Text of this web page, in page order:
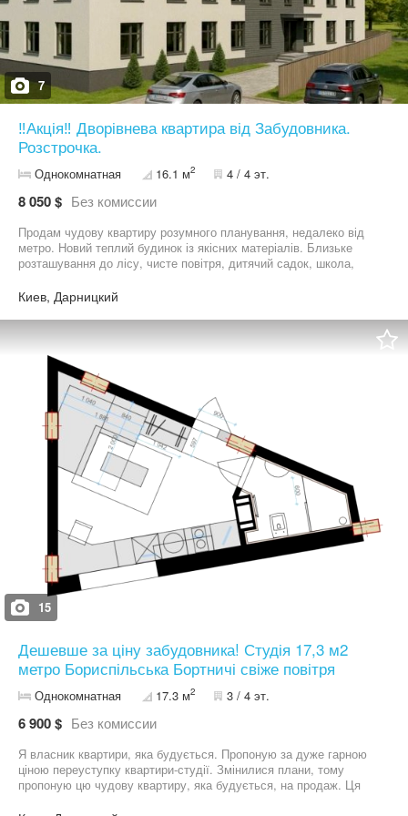
7
‼️Акція‼️ Дворівнева квартира від Забудовника.
Розстрочка.
Однокомнатная 16.1 м2 4 / 4 эт.
8 050 $ Без комиссии
Продам чудову квартиру розумного планування, недалеко від
метро. Новий теплий будинок із якісних матеріалів. Близьке
розташування до лісу, чисте повітря, дитячий садок, школа,
мешканця великого міста, чисте повітря. Поруч велике чисте
озеро з рідким чистим пляжем. Панорамні вікна, модне та
сміливе архітектурне рішення, сучасне, красиве та зручне.
виглядом. Будинок розташований у Дарницькому районі столиці.
Дуже хороша інвестиція для себе або здачі квартири в оренду,
швидка окупність.
Киев, Дарницкий
15
Дешевше за ціну забудовника! Студія 17,3 м2
метро Бориспільська Бортничі свіже повітря
Однокомнатная 17.3 м2 3 / 4 эт.
6 900 $ Без комиссии
Я власник квартири, яка будується. Пропоную за дуже гарною
ціною переуступку квартири-студії. Змінилися плани, тому
пропоную цю чудову квартиру, яка будується, на продаж. Ця